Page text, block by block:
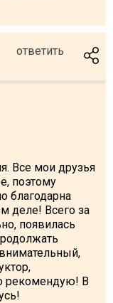
ответить
Все мои друзья
поэтому
благодарна
деле! Всего за
появилась
рекомендую! В